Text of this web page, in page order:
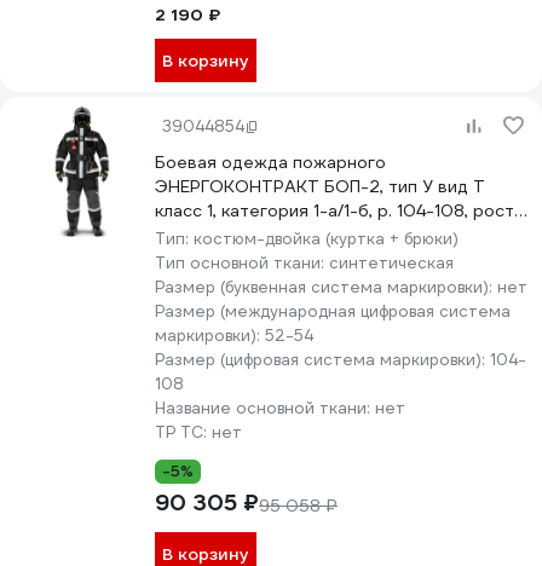
2 190 ₽
В корзину
39044854
Боевая одежда пожарного
ЭНЕРГОКОНТРАКТ БОП-2, тип У вид Т
класс 1, категория 1-а/1-б, р. 104-108, рост
170/176, черный 5310000000050
Тип: костюм-двойка (куртка + брюки)
Тип основной ткани: синтетическая
Размер (буквенная система маркировки): нет
Размер (международная цифровая система
маркировки): 52-54
Размер (цифровая система маркировки): 104-
108
Название основной ткани: нет
ТР ТС: нет
-5%
90 305 ₽95 058 ₽
В корзину